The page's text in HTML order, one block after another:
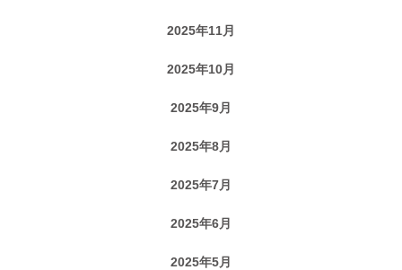
2025年11月
2025年10月
2025年9月
2025年8月
2025年7月
2025年6月
2025年5月